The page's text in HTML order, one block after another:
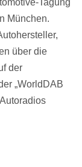
Tagung
München.
über die
der
„WorldDAB